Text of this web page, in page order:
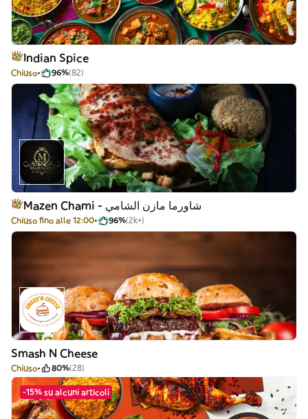
Indian Spice
Chiuso 96%(82)
Mazen Chami - شاورما مازن الشامي
Chiuso fino alle 12:00 96%(2k+)
Smash N Cheese
Chiuso 80%(28)
-15% su alcuni articoli